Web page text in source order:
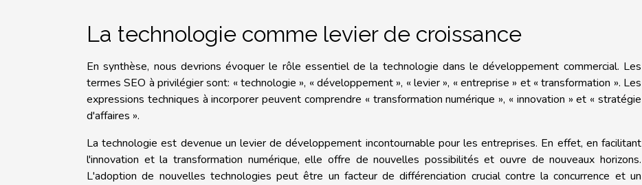
La technologie comme levier de croissance
En synthèse, nous devrions évoquer le rôle essentiel de la technologie dans le développement commercial. Les
termes SEO à privilégier sont: « technologie », « développement », « levier », « entreprise » et « transformation ». Les
expressions techniques à incorporer peuvent comprendre « transformation numérique », « innovation » et « stratégie
d'affaires ».
La technologie est devenue un levier de développement incontournable pour les entreprises. En effet, en facilitant
l'innovation et la transformation numérique, elle offre de nouvelles possibilités et ouvre de nouveaux horizons.
L'adoption de nouvelles technologies peut être un facteur de différenciation crucial contre la concurrence et un